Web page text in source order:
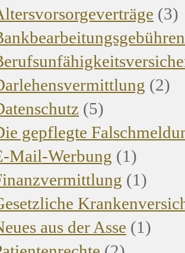
(3)
(2)
(5)
gepflegte
Mail-Werbung (1)
(1)
aus der Asse (1)